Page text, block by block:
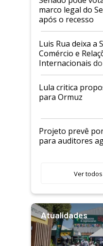
marco legal do
após o recesso
Luis Rua deixa a
Comércio e
Internacionais
Lula critica
para Ormuz
Projeto prevê
para auditores
Ver
Atualidades